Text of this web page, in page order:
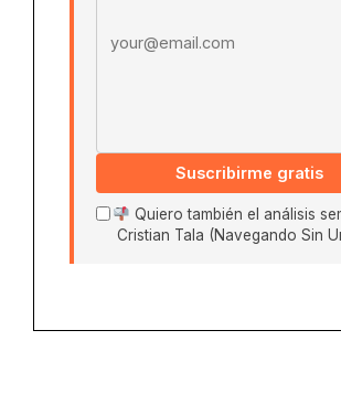
Suscribirme gratis
Quiero también el análisis
Cristian Tala (Navegando Sin